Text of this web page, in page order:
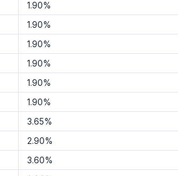
1.90%
1.90%
1.90%
1.90%
1.90%
1.90%
3.65%
2.90%
3.60%